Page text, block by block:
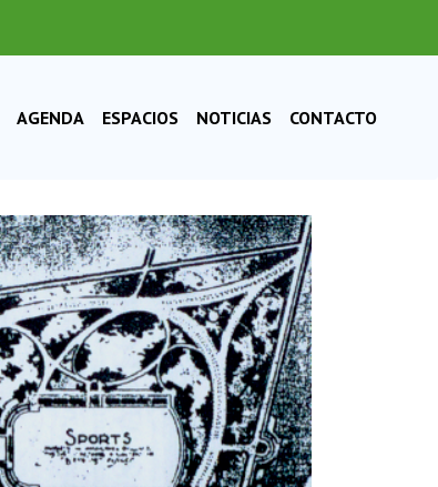
AGENDA ESPACIOS NOTICIAS CONTACTO